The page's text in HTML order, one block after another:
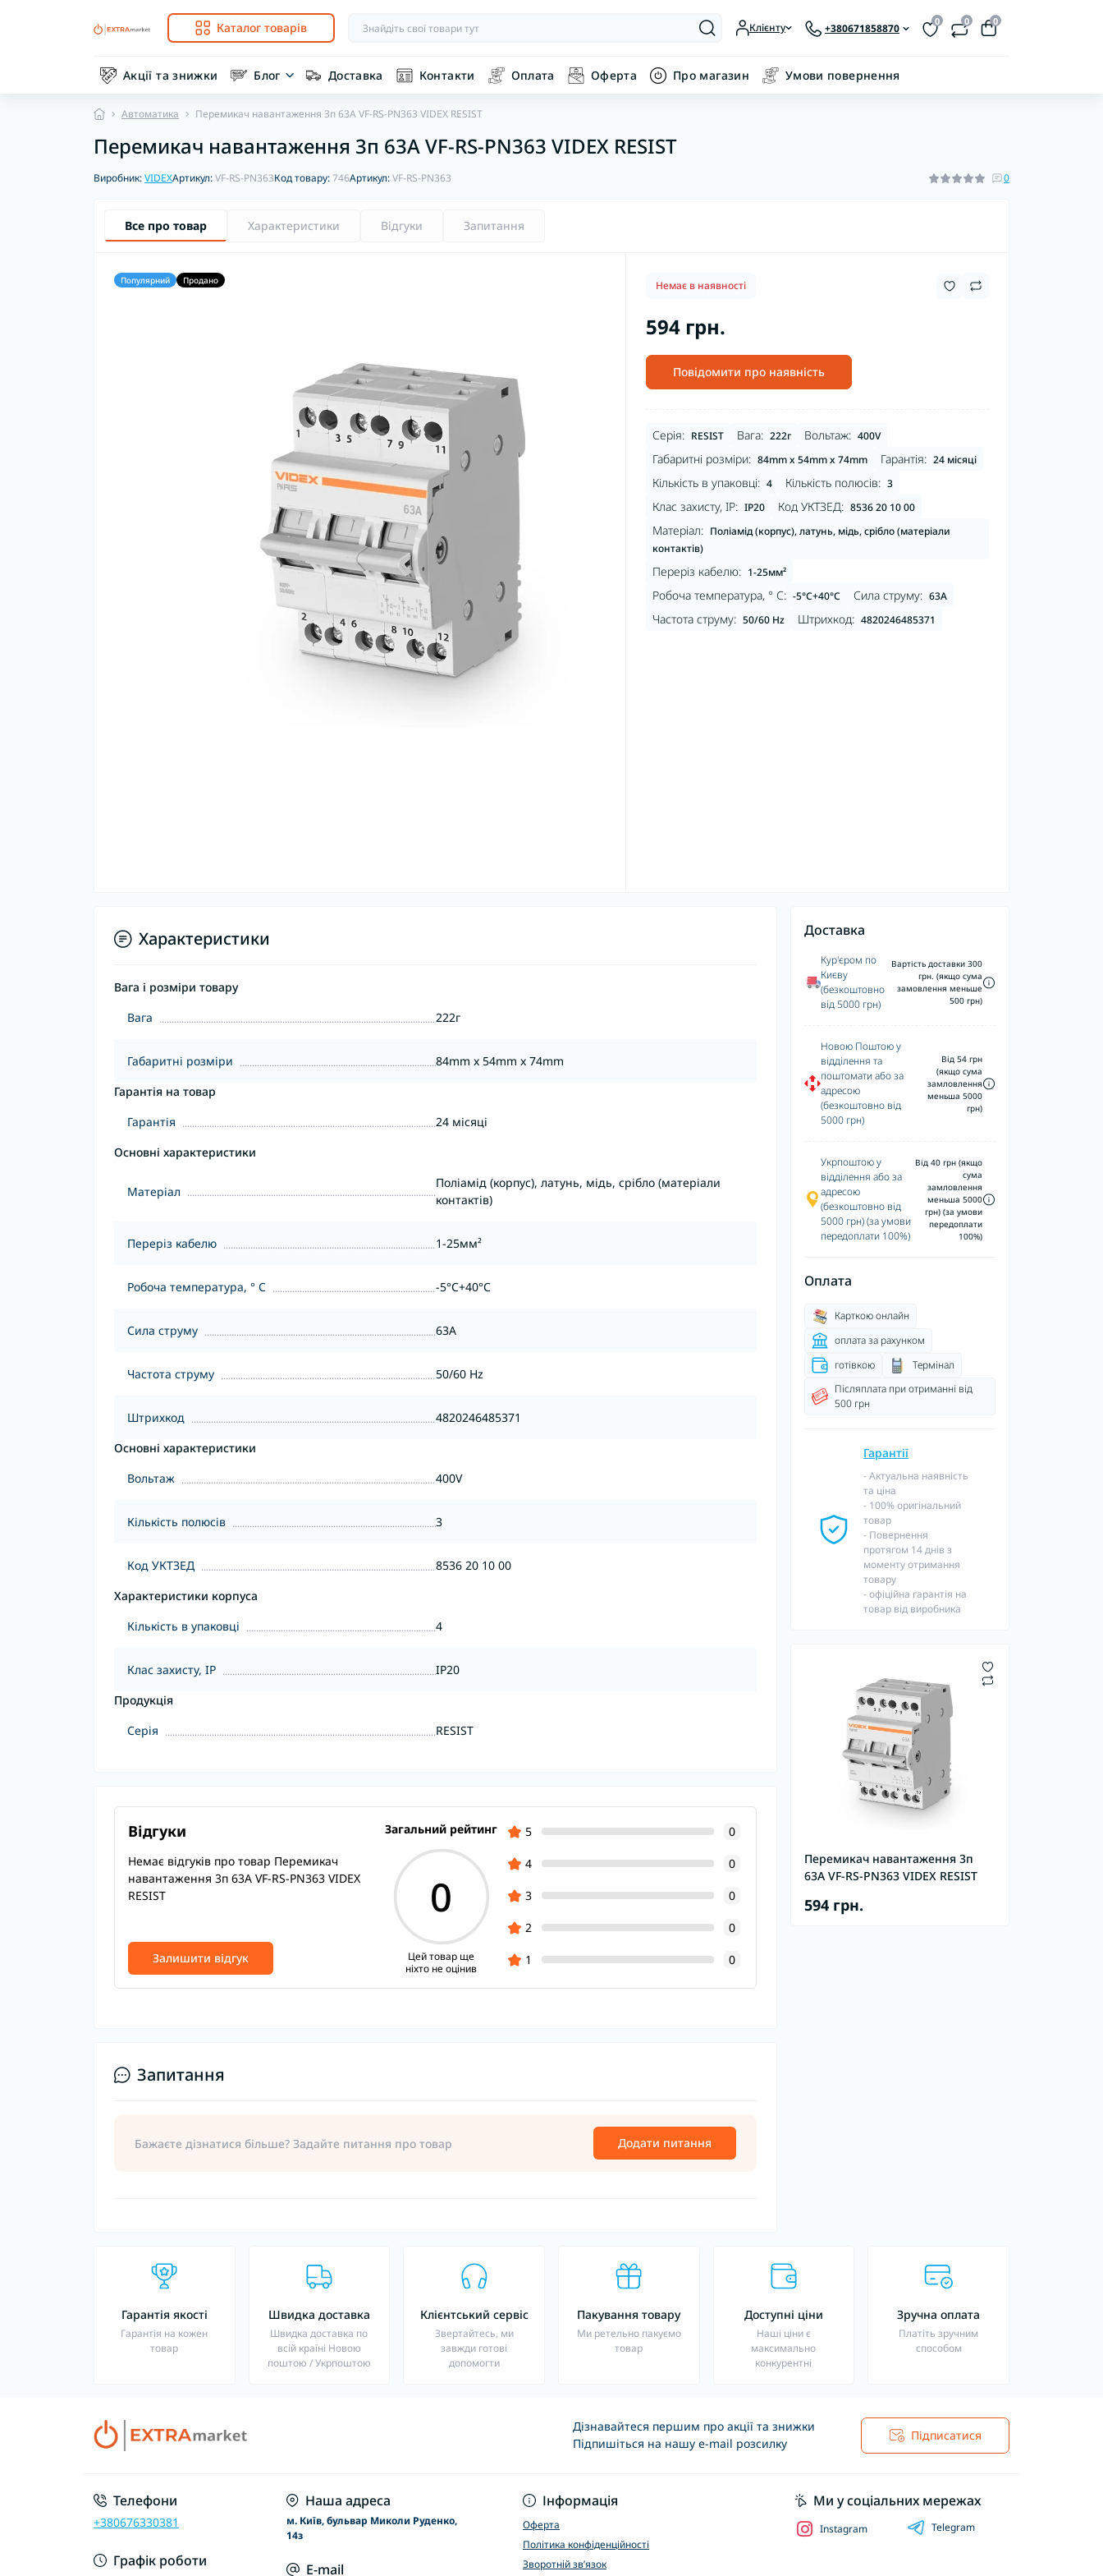
Каталог товарів Клієнту +380671858870
0 0 0
Акції та знижки Блог Доставка Контакти Оплата Оферта Про магазин Умови повернення
Автоматика Перемикач навантаження 3п 63А VF-RS-PN363 VIDEX RESIST
Перемикач навантаження 3п 63А VF-RS-PN363 VIDEX RESIST
Виробник:VIDEXАртикул:VF-RS-PN363Код товару:746Артикул:VF-RS-PN363 0
Все про товар Характеристики Відгуки Запитання
Популярний Продано Немає в наявності
594 грн.
Повідомити про наявність
Серія: RESIST Вага: 222г Вольтаж: 400V
Габаритні розміри: 84mm x 54mm x 74mm Гарантія: 24 місяці
Кількість в упаковці: 4 Кількість полюсів: 3
Клас захисту, IP: IP20 Код УКТЗЕД: 8536 20 10 00
Матеріал: Поліамід (корпус), латунь, мідь, срібло (матеріали
контактів)
Переріз кабелю: 1-25мм²
Робоча температура, ° С: -5°C+40°С Сила струму: 63А
Частота струму: 50/60 Hz Штрихкод: 4820246485371
Доставка
Кур'єром по
Києву
(безкоштовно
від 5000 грн)
Вартість доставки 300
грн. (якщо сума
замовлення меньше
500 грн)
Новою Поштою у
відділення та
поштомати або за
адресою
(безкоштовно від
5000 грн)
Від 54 грн
(якщо сума
замловлення
меньша 5000
грн)
Укрпоштою у
відділення або за
адресою
(безкоштовно від
5000 грн) (за умови
передоплати 100%)
Від 40 грн (якщо
сума
замловлення
меньша 5000
грн) (за умови
передоплати
100%)
Оплата
Карткою онлайн
оплата за рахунком
готівкою
Термінал
Післяплата при отриманні від
500 грн
Гарантії
- Актуальна наявність
та ціна
- 100% оригінальний
товар
- Повернення
протягом 14 днів з
моменту отримання
товару
- офіційна гарантія на
товар від виробника
Перемикач навантаження 3п
63А VF-RS-PN363 VIDEX RESIST
594 грн.
Характеристики
Вага і розміри товару
Вага
222г
Габаритні розміри
84mm x 54mm x 74mm
Гарантія на товар
Гарантія
24 місяці
Основні характеристики
Матеріал
Поліамід (корпус), латунь, мідь, срібло (матеріали
контактів)
Переріз кабелю 1-25мм²
Робоча температура, ° С -5°C+40°С
Сила струму 63А
Частота струму 50/60 Hz
Штрихкод
4820246485371
Основні характеристики
Вольтаж
400V
Кількість полюсів 3
Код УКТЗЕД
8536 20 10 00
Характеристики корпуса
Кількість в упаковці
4
Клас захисту, IP
IP20
Продукція
Серія
RESIST
Відгуки
Немає відгуків про товар Перемикач
навантаження 3п 63А VF-RS-PN363 VIDEX
RESIST
Залишити відгук
Загальний рейтинг
0
Цей товар ще
ніхто не оцінив
5 0
4 0
3 0
2 0
1 0
Запитання
Бажаєте дізнатися більше? Задайте питання про товар Додати питання
Гарантія якості
Гарантія на кожен
товар
Швидка доставка
Швидка доставка по
всій країні Новою
поштою / Укрпоштою
Клієнтський сервіс
Звертайтесь, ми
завжди готові
допомогти
Пакування товару
Ми ретельно пакуємо
товар
Доступні ціни
Наші ціни є
максимально
конкурентні
Зручна оплата
Платіть зручним
способом
Дізнавайтеся першим про акції та знижки
Підпишіться на нашу e-mail розсилку
Підписатися
Телефони
+380676330381
Графік роботи
Наша адреса
м. Київ, бульвар Миколи Руденко,
14з
E-mail
Інформація
Оферта
Політика конфіденційності
Зворотній зв’язок
Ми у соціальних мережах
Instagram Telegram